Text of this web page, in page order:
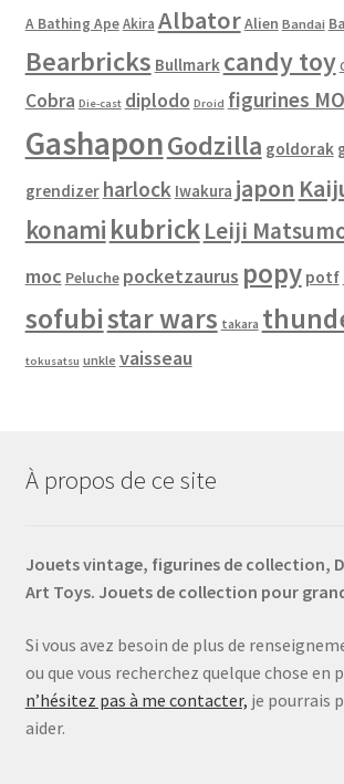
A Bathing Ape Akira AlbatorAlien Bandai
Bearbricks Bullmark candy toy
Cobra Die-cast diplodo Droid figurines
GashaponGodzilla goldorak
grendizer harlock Iwakura japon
konami kubrickLeiji
moc Peluche pocketzaurus popy potf
sofubistar wars takara
tokusatsu unkle vaisseau
À propos de ce site
Jouets vintage, figurines de collection,
Art Toys. Jouets de collection pour
Si vous avez besoin de plus de
ou que vous recherchez quelque chose en
n’hésitez pas à me contacter, je pourrais
aider.